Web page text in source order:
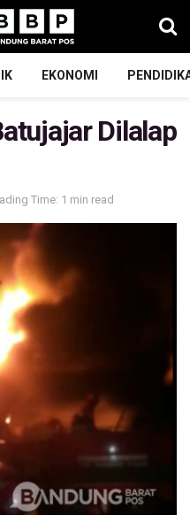
EKONOMI
Dilalap
Time: 1 min read